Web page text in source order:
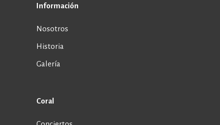
Información
Nosotros
Historia
Galería
Coral